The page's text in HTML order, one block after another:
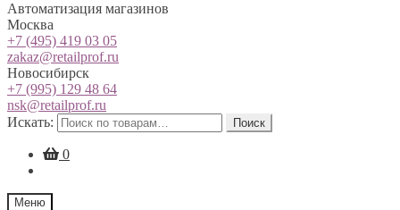
Автоматизация магазинов
Москва
+7 (495) 419 03 05
zakaz@retailprof.ru
Новосибирск
+7 (995) 129 48 64
nsk@retailprof.ru
Искать:
Поиск
0
Меню